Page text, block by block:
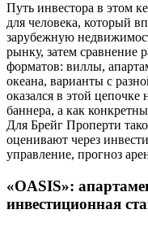
Путь инвестора в этом
для человека, который
зарубежную
рынку, затем сравнение
форматов: виллы,
океана, варианты с
оказался в этой цепочке
баннера, а как
Для Брейг Проперти
оценивают через
управление, прогноз
«OASIS»:
инвестиционная